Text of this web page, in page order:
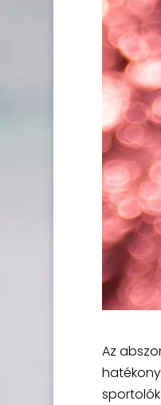
Az